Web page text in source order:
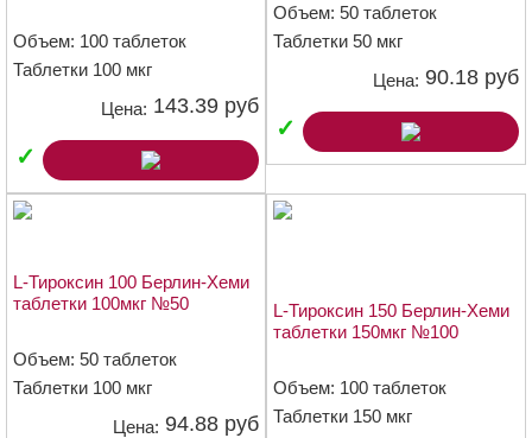
Объем: 100 таблеток
Таблетки 100 мкг
Цена: 143.39 руб
✓
Объем: 50 таблеток
Таблетки 50 мкг
Цена: 90.18 руб
✓
L-Тироксин 100 Берлин-Хеми
таблетки 100мкг №50
Объем: 50 таблеток
Таблетки 100 мкг
Цена: 94.88 руб
L-Тироксин 150 Берлин-Хеми
таблетки 150мкг №100
Объем: 100 таблеток
Таблетки 150 мкг